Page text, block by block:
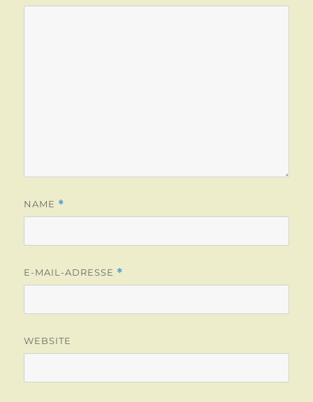
NAME *
E-MAIL-ADRESSE *
WEBSITE